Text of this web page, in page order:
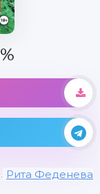
Рита Феденева